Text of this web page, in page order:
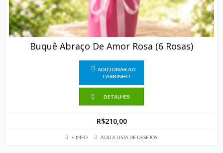
Buquê Abraço De Amor Rosa (6 Rosas)
ADICIONAR AO
CARRINHO
DETALHES
R$210,00
+ INFO ADD A LISTA DE DESEJOS